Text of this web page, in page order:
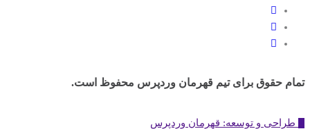
تمام حقوق برای تیم قهرمان وردپرس محفوظ است.
طراحی و توسعه: قهرمان وردپرس